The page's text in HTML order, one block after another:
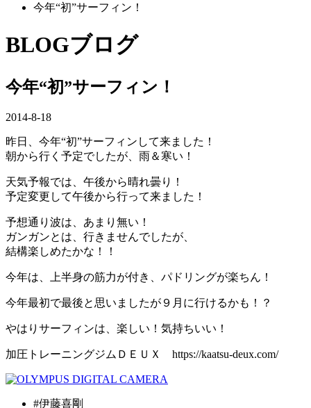
今年“初”サーフィン！
BLOGブログ
今年“初”サーフィン！
2014-8-18
昨日、今年“初”サーフィンして来ました！
朝から行く予定でしたが、雨＆寒い！
天気予報では、午後から晴れ曇り！
予定変更して午後から行って来ました！
予想通り波は、あまり無い！
ガンガンとは、行きませんでしたが、
結構楽しめたかな！！
今年は、上半身の筋力が付き、パドリングが楽ちん！
今年最初で最後と思いましたが９月に行けるかも！？
やはりサーフィンは、楽しい！気持ちいい！
加圧トレーニングジムＤＥＵＸ https://kaatsu-deux.com/
#伊藤喜剛